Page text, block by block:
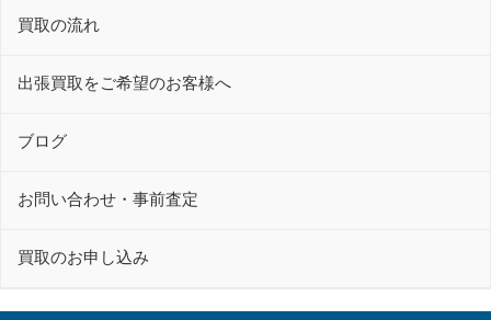
ー
ョ
買取の流れ
出張買取をご希望のお客様へ
ブログ
お問い合わせ・事前査定
買取のお申し込み